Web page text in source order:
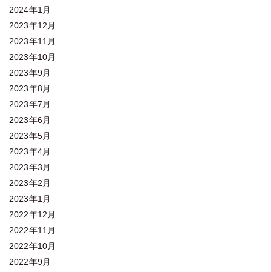
2024年1月
2023年12月
2023年11月
2023年10月
2023年9月
2023年8月
2023年7月
2023年6月
2023年5月
2023年4月
2023年3月
2023年2月
2023年1月
2022年12月
2022年11月
2022年10月
2022年9月